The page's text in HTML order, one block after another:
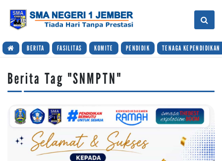
BERITA FASILITAS KOMITE PENDIDIK TENAGA KEPENDIDIKAN
Berita Tag "SNMPTN"